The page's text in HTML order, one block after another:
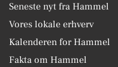
Seneste nyt fra Hammel
Vores lokale erhverv
Kalenderen for Hammel
Fakta om Hammel